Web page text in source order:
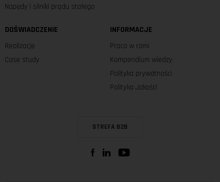
Napędy i silniki prądu stałego
DOŚWIADCZENIE
Realizacje
Case study
INFORMACJE
Praca w romi
Kompendium wiedzy
Polityka prywatności
Polityka Jakości
STREFA B2B